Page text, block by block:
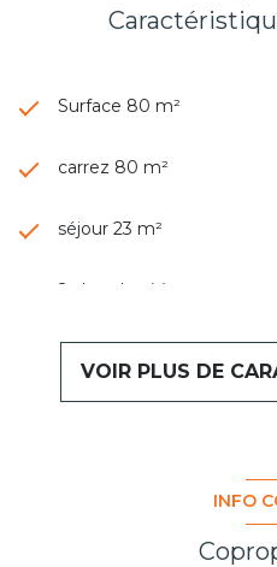
Surface 80 m²
carrez 80 m²
séjour 23 m²
2 chambre(s)
VOIR PLUS DE
INFO